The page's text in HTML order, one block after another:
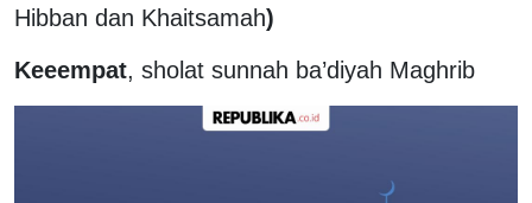
Hibban dan Khaitsamah)
Keeempat, sholat sunnah ba’diyah Maghrib